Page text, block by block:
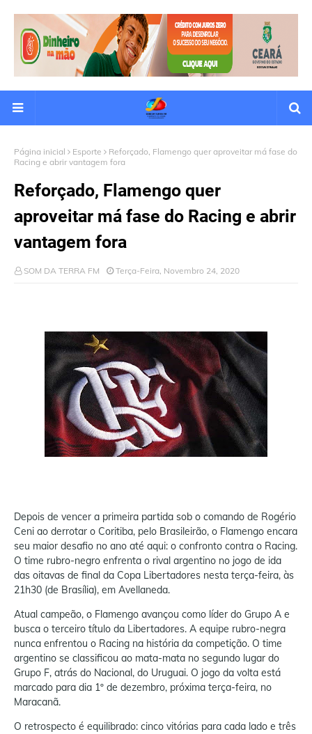
Página inicial Esporte
Reforçado, Flamengo quer aproveitar má fase do
Racing e abrir vantagem fora
Reforçado, Flamengo quer
aproveitar má fase do Racing e abrir
vantagem fora
SOM DA TERRA FM Terça-Feira, Novembro 24, 2020
Depois de vencer a primeira partida sob o comando de Rogério
Ceni ao derrotar o Coritiba, pelo Brasileirão, o Flamengo encara
seu maior desafio no ano até aqui: o confronto contra o Racing.
O time rubro-negro enfrenta o rival argentino no jogo de ida
das oitavas de final da Copa Libertadores nesta terça-feira, às
21h30 (de Brasília), em Avellaneda.
Atual campeão, o Flamengo avançou como líder do Grupo A e
busca o terceiro título da Libertadores. A equipe rubro-negra
nunca enfrentou o Racing na história da competição. O time
argentino se classificou ao mata-mata no segundo lugar do
Grupo F, atrás do Nacional, do Uruguai. O jogo da volta está
marcado para dia 1º de dezembro, próxima terça-feira, no
Maracanã.
O retrospecto é equilibrado: cinco vitórias para cada lado e três